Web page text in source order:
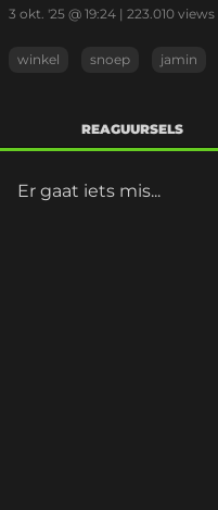
3 okt. '25 @ 19:24 | 223.010 views
winkel snoep jamin
REAGUURSELS
Er gaat iets mis...